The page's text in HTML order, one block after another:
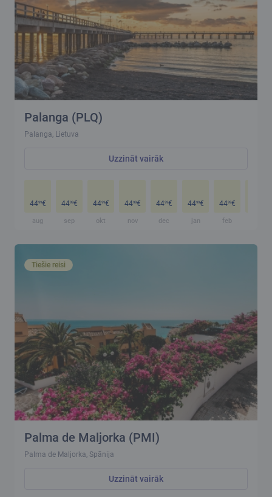
Palanga (PLQ)
Palanga, Lietuva
Uzzināt vairāk
4499€
aug
4499€
sep
4499€
okt
4499€
nov
4499€
dec
4499€
jan
4499€
feb
Tiešie reisi
Palma de Maljorka (PMI)
Palma de Maljorka, Spānija
Uzzināt vairāk